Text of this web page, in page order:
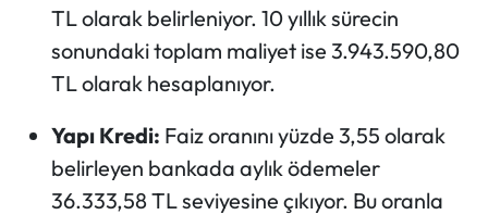
TL olarak belirleniyor. 10 yıllık sürecin
sonundaki toplam maliyet ise 3.943.590,80
TL olarak hesaplanıyor.
Yapı Kredi: Faiz oranını yüzde 3,55 olarak
belirleyen bankada aylık ödemeler
36.333,58 TL seviyesine çıkıyor. Bu oranla